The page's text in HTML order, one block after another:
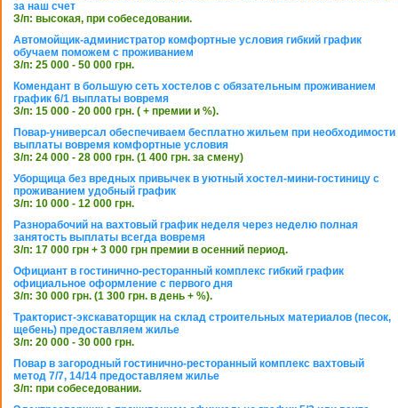
за наш счет
З/п: высокая, при собеседовании.
Автомойщик-администратор комфортные условия гибкий график
обучаем поможем с проживанием
З/п: 25 000 - 50 000 грн.
Комендант в большую сеть хостелов с обязательным проживанием
график 6/1 выплаты вовремя
З/п: 15 000 - 20 000 грн. ( + премии и %).
Повар-универсал обеспечиваем бесплатно жильем при необходимости
выплаты вовремя комфортные условия
З/п: 24 000 - 28 000 грн. (1 400 грн. за смену)
Уборщица без вредных привычек в уютный хостел-мини-гостиницу с
проживанием удобный график
З/п: 10 000 - 12 000 грн.
Разнорабочий на вахтовый график неделя через неделю полная
занятость выплаты всегда вовремя
З/п: 17 000 грн + 3 000 грн премии в осенний период.
Официант в гостинично-ресторанный комплекс гибкий график
официальное оформление с первого дня
З/п: 30 000 грн. (1 300 грн. в день + %).
Тракторист-экскаваторщик на склад строительных материалов (песок,
щебень) предоставляем жилье
З/п: 20 000 - 30 000 грн.
Повар в загородный гостинично-ресторанный комплекс вахтовый
метод 7/7, 14/14 предоставляем жилье
З/п: при собеседовании.